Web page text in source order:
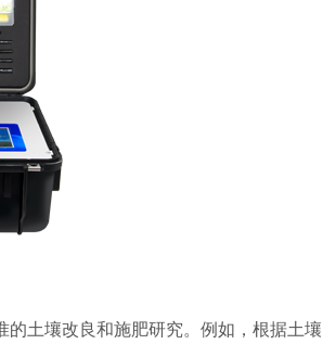
土壤改良和施肥研究。例如，根据土壤